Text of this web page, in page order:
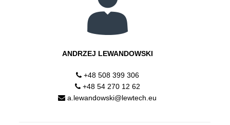
ANDRZEJ LEWANDOWSKI
+48 508 399 306
+48 54 270 12 62
a.lewandowski@lewtech.eu